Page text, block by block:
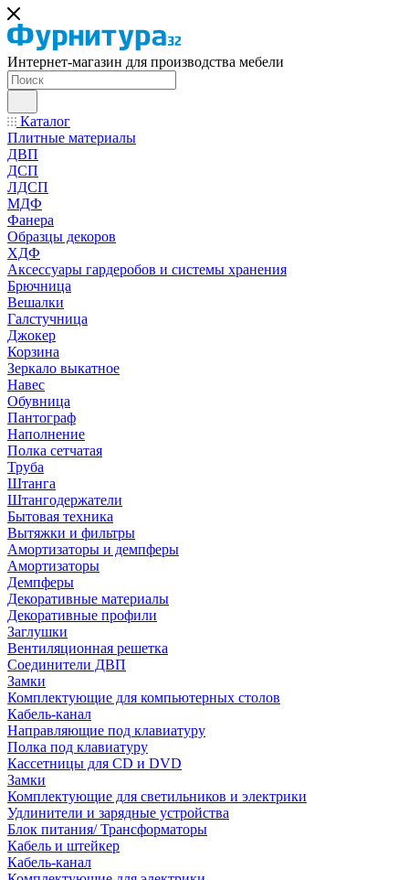
Интернет-магазин для производства мебели
Каталог
Плитные материалы
ДВП
ДСП
ЛДСП
МДФ
Фанера
Образцы декоров
ХДФ
Аксессуары гардеробов и системы хранения
Брючница
Вешалки
Галстучница
Джокер
Корзина
Зеркало выкатное
Навес
Обувница
Пантограф
Наполнение
Полка сетчатая
Труба
Штанга
Штангодержатели
Бытовая техника
Вытяжки и фильтры
Амортизаторы и демпферы
Амортизаторы
Демпферы
Декоративные материалы
Декоративные профили
Заглушки
Вентиляционная решетка
Соединители ДВП
Замки
Комплектующие для компьютерных столов
Кабель-канал
Направляющие под клавиатуру
Полка под клавиатуру
Кассетницы для CD и DVD
Замки
Комплектующие для светильников и электрики
Удлинители и зарядные устройства
Блок питания/ Трансформаторы
Кабель и штейкер
Кабель-канал